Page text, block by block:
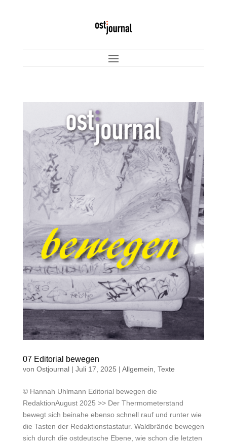
07 Editorial bewegen
von Ostjournal| Juli 17, 2025 | Allgemein Texte
© Hannah Uhlmann Editorial bewegen die
RedaktionAugust 2025 >> Der Thermometerstand
bewegt sich beinahe ebenso schnell rauf und runter wie
die Tasten der Redaktionstastatur. Waldbrände bewegen
sich durch die ostdeutsche Ebene, wie schon die letzten